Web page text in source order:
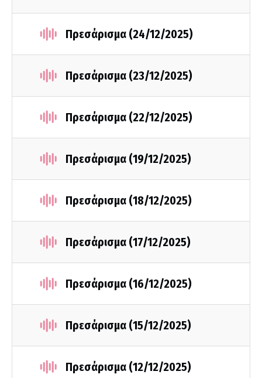
Πρεσάρισμα (24/12/2025)
Πρεσάρισμα (23/12/2025)
Πρεσάρισμα (22/12/2025)
Πρεσάρισμα (19/12/2025)
Πρεσάρισμα (18/12/2025)
Πρεσάρισμα (17/12/2025)
Πρεσάρισμα (16/12/2025)
Πρεσάρισμα (15/12/2025)
Πρεσάρισμα (12/12/2025)